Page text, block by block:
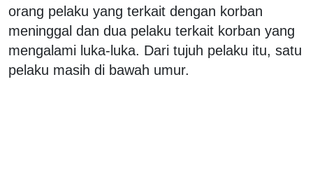
orang pelaku yang terkait dengan korban
meninggal dan dua pelaku terkait korban yang
mengalami luka-luka. Dari tujuh pelaku itu, satu
pelaku masih di bawah umur.